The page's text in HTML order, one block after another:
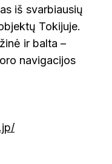
iš svarbiausių
Tokijuje.
ir balta –
navigacijos